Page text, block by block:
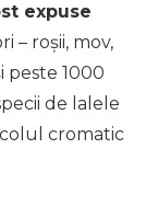
expuse
– roșii, mov,
peste 1000
de lalele
cromatic